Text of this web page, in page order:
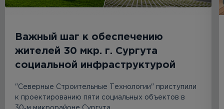
Важный шаг к обеспечению
жителей 30 мкр. г. Сургута
социальной инфраструктурой
"Северные Строительные Технологии" приступили
к проектированию пяти социальных объектов в